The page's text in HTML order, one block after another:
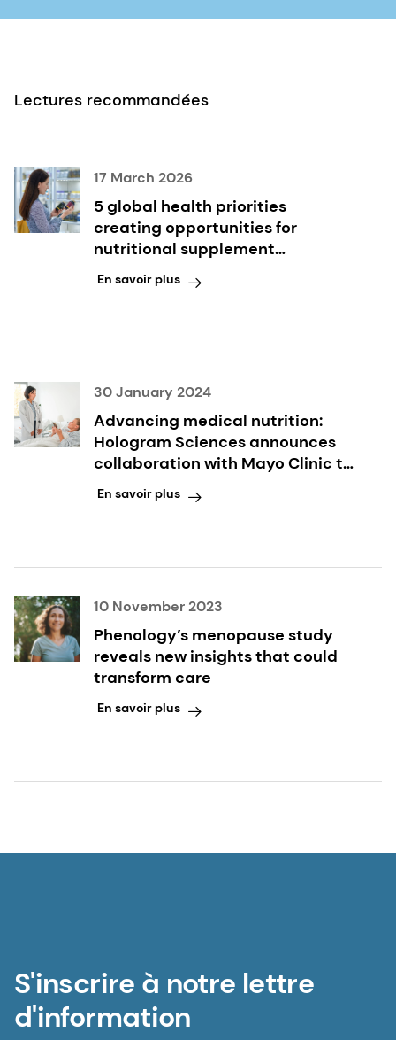
Lectures recommandées
17 March 2026
5 global health priorities
creating opportunities for
nutritional supplement
innovation
En savoir plus
30 January 2024
Advancing medical nutrition:
Hologram Sciences announces
collaboration with Mayo Clinic to
develop Precision Nutrition
Platform
En savoir plus
10 November 2023
Phenology’s menopause study
reveals new insights that could
transform care
En savoir plus
S'inscrire à notre lettre
d'information